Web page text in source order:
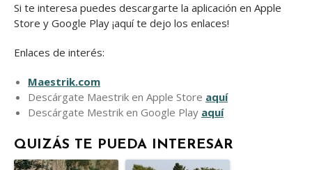
Si te interesa puedes descargarte la aplicación en Apple
Store y Google Play ¡aquí te dejo los enlaces!
Enlaces de interés:
Maestrik.com
Descárgate Maestrik en Apple Store aquí
Descárgate Mestrik en Google Play aquí
QUIZÁS TE PUEDA INTERESAR